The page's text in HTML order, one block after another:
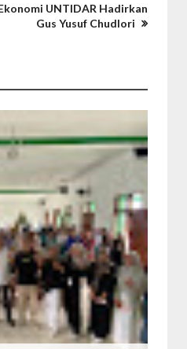
UNTIDAR Hadirkan
Gus Yusuf Chudlori